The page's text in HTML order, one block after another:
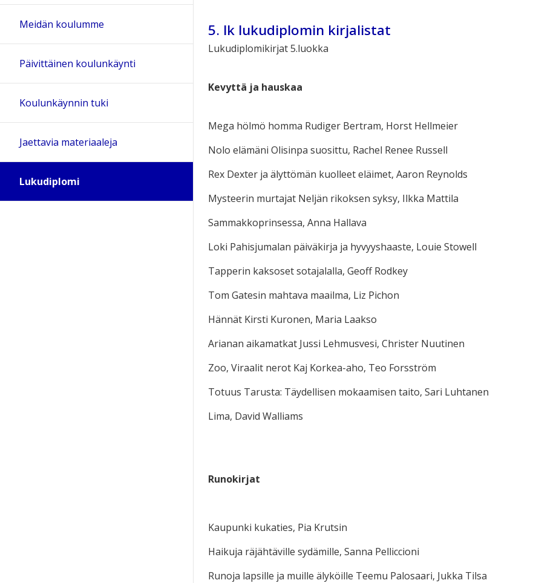
5. lk lukudiplomin kirjalistat
Lukudiplomikirjat 5.luokka
Kevyttä ja hauskaa
Mega hölmö homma Rudiger Bertram, Horst Hellmeier
Nolo elämäni Olisinpa suosittu, Rachel Renee Russell
Rex Dexter ja älyttömän kuolleet eläimet, Aaron Reynolds
Mysteerin murtajat Neljän rikoksen syksy, Ilkka Mattila
Sammakkoprinsessa, Anna Hallava
Loki Pahisjumalan päiväkirja ja hyvyyshaaste, Louie Stowell
Tapperin kaksoset sotajalalla, Geoff Rodkey
Tom Gatesin mahtava maailma, Liz Pichon
Hännät Kirsti Kuronen, Maria Laakso
Arianan aikamatkat Jussi Lehmusvesi, Christer Nuutinen
Zoo, Viraalit nerot Kaj Korkea-aho, Teo Forsström
Totuus Tarusta: Täydellisen mokaamisen taito, Sari Luhtanen
Lima, David Walliams
Runokirjat
Kaupunki kukaties, Pia Krutsin
Haikuja räjähtäville sydämille, Sanna Pelliccioni
Runoja lapsille ja muille älyköille Teemu Palosaari, Jukka Tilsa
Meidän koulumme
Päivittäinen koulunkäynti
Koulunkäynnin tuki
Jaettavia materiaaleja
Lukudiplomi